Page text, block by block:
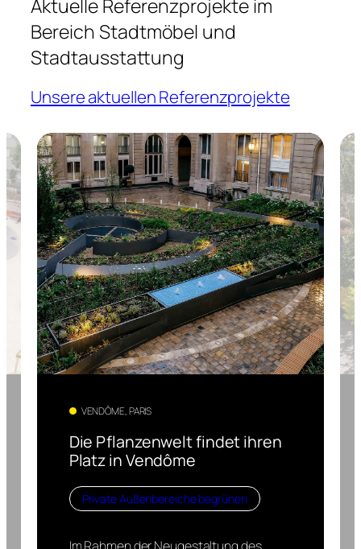
Aktuelle Referenzprojekte im
Bereich Stadtmöbel und
Stadtausstattung
Unsere aktuellen Referenzprojekte
VENDÔME, PARIS
Die Pflanzenwelt findet ihren
Platz in Vendôme
Private Außenbereiche begrünen
Im Rahmen der Neugestaltung des